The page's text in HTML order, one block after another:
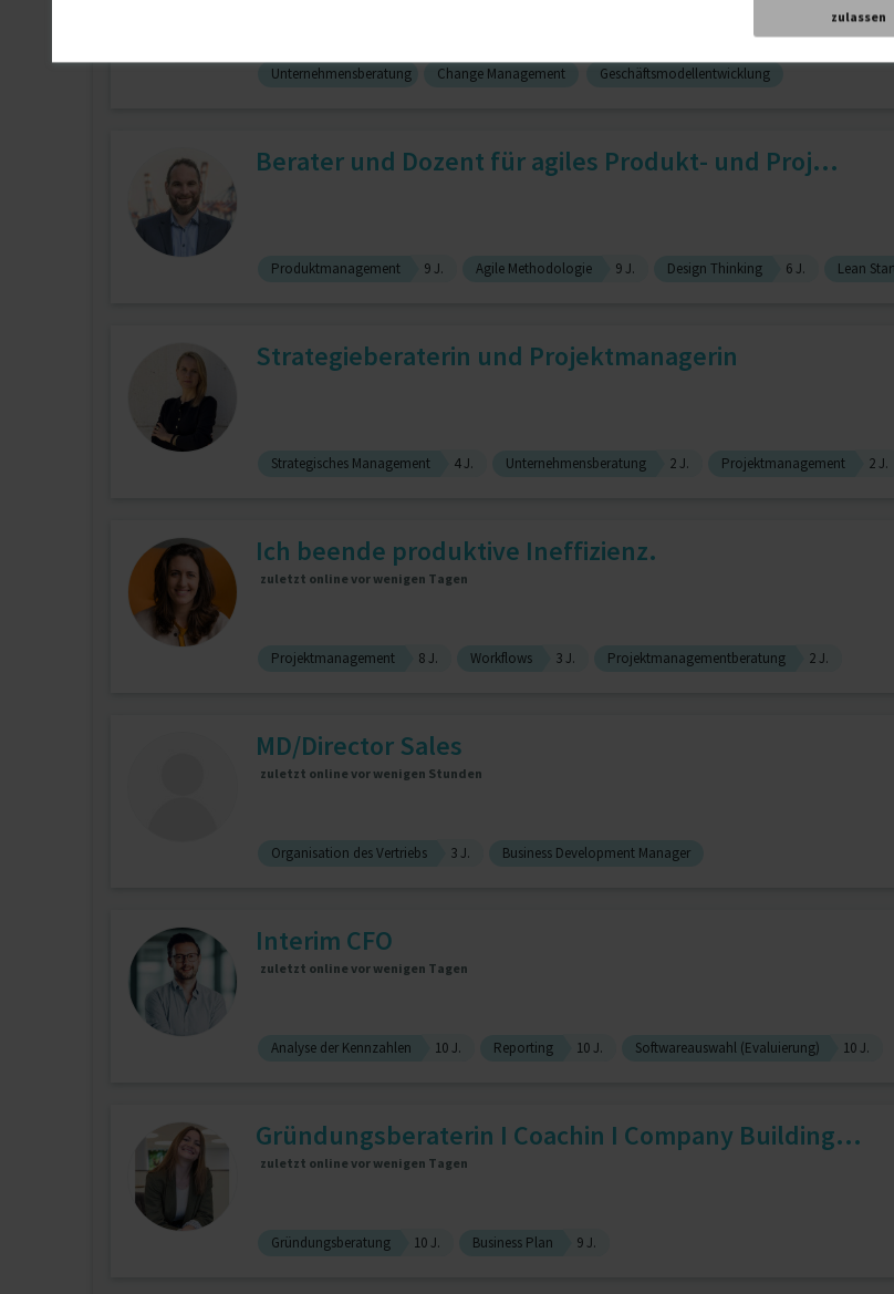
zulassen
Unternehmensberatung Change Management Geschäftsmodellentwicklung
Berater und Dozent für agiles Produkt- und Proj...
Produktmanagement 9 J. Agile Methodologie 9 J. Design Thinking 6 J. Lean
Strategieberaterin und Projektmanagerin
Strategisches Management 4 J. Unternehmensberatung 2 J. Projektmanagement 2 J.
Ich beende produktive Ineffizienz.
zuletzt online vor wenigen Tagen
Projektmanagement 8 J. Workflows 3 J. Projektmanagementberatung 2 J.
MD/Director Sales
zuletzt online vor wenigen Stunden
Organisation des Vertriebs 3 J. Business Development Manager
Interim CFO
zuletzt online vor wenigen Tagen
Analyse der Kennzahlen 10 J. Reporting 10 J. Softwareauswahl (Evaluierung) 10 J.
Gründungsberaterin I Coachin I Company Building...
zuletzt online vor wenigen Tagen
Gründungsberatung 10 J. Business Plan 9 J.